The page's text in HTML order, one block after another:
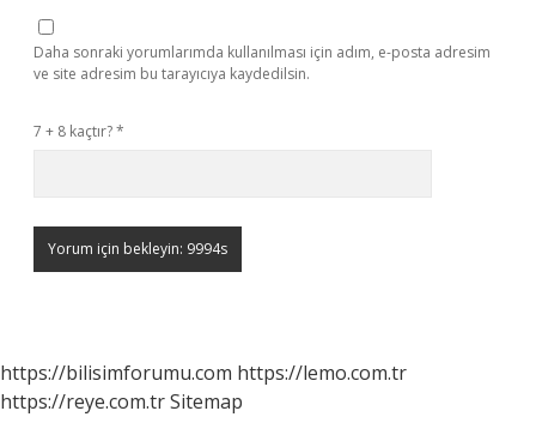
Daha sonraki yorumlarımda kullanılması için adım, e-posta adresim
ve site adresim bu tarayıcıya kaydedilsin.
7 + 8 kaçtır?*
https://bilisimforumu.com https://lemo.com.tr
https://reye.com.trSitemap